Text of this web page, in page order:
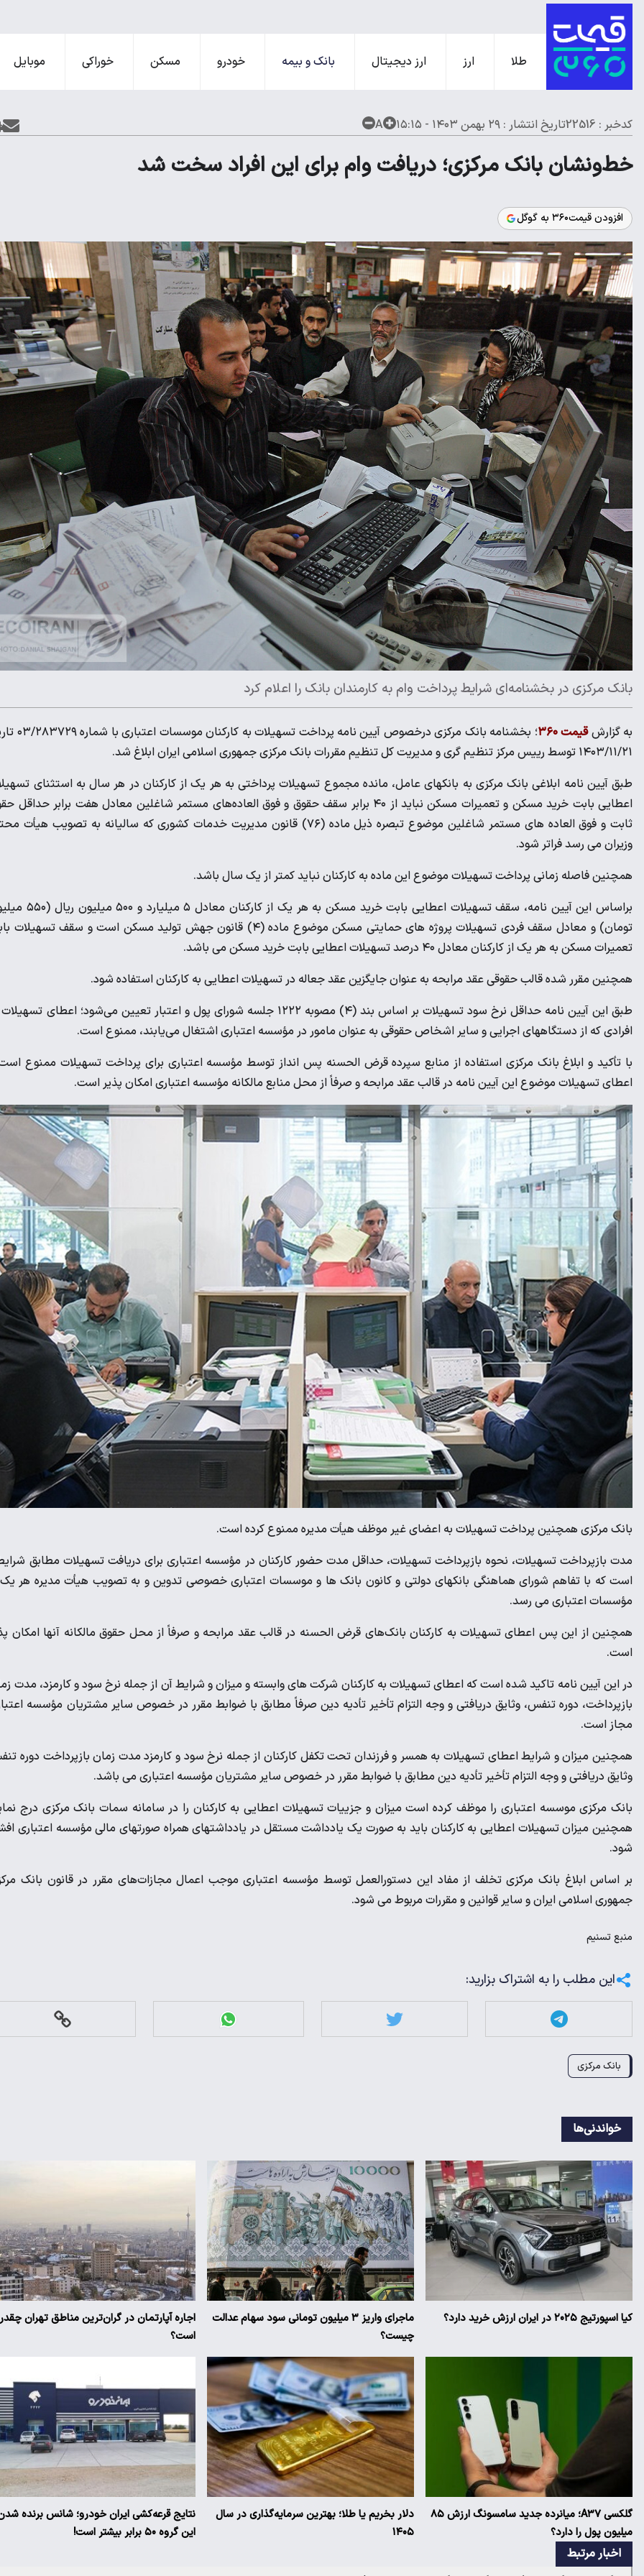
طلا ارز ارز دیجیتال بانک و بیمه خودرو مسکن خوراکی موبایل
کدخبر : 22516 تاریخ انتشار : ۲۹ بهمن ۱۴۰۳ - ۱۵:۱۵ A
خط‌ونشان بانک مرکزی؛ دریافت وام برای این افراد سخت شد
افزودن قیمت۳۶۰ به گوگل
بانک مرکزی در بخشنامه‌ای شرایط پرداخت وام به کارمندان بانک را اعلام کرد
به گزارشقیمت ۳۶۰
؛ بخشنامه بانک مرکزی درخصوص آیین نامه پرداخت
۱۴۰۳/۱۱/۲۱ توسط رییس مرکز تنظیم گری و مدیریت کل تنظیم مقررات بانک مرکزی جمهوری اسلامی ایران ابلاغ شد.
طبق آیین نامه ابلاغی بانک مرکزی به بانکهای عامل، مانده مجموع تسهیلات پرداختی به هر یک از کارکنان در هر سال به استثنای
اعطایی بابت خرید مسکن و تعمیرات مسکن نباید از ۴۰ برابر سقف حقوق و فوق العاده‌های مستمر شاغلین معادل هفت برابر حداقل
ثابت و فوق العاده های مستمر شاغلین موضوع تبصره ذیل ماده (۷۶) قانون مدیریت خدمات کشوری که سالیانه به تصویب هیأت
وزیران می رسد فراتر شود.
همچنین فاصله زمانی پرداخت تسهیلات موضوع این ماده به کارکنان نباید کمتر از یک سال باشد.
براساس این آیین نامه، سقف تسهیلات اعطایی بابت خرید مسکن به هر یک از کارکنان
تومان) و معادل سقف فردی تسهیلات پروژه های حمایتی مسکن موضوع ماده (٤) قانون جهش تولید مسکن است و سقف
تعمیرات مسکن به هر یک از کارکنان معادل ۴۰ درصد تسهیلات اعطایی بابت خرید مسکن می باشد.
همچنین مقرر شده قالب حقوقی عقد مرابحه به عنوان جایگزین عقد جعاله در تسهیلات اعطایی به کارکنان استفاده شود.
طبق این آیین نامه حداقل نرخ سود تسهیلات بر اساس بند (٤) مصوبه ۱۲۲۲ جلسه شورای پول و اعتبار تعیین می‌شود؛ اعطای
افرادی که از دستگاههای اجرایی و سایر اشخاص حقوقی به عنوان مامور در مؤسسه اعتباری اشتغال می‌یابند، ممنوع است.
با تأکید و ابلاغ بانک مرکزی استفاده از منابع سپرده قرض الحسنه پس انداز توسط مؤسسه اعتباری برای پرداخت تسهیلات ممنوع
اعطای تسهیلات موضوع این آیین نامه در قالب عقد مرابحه و صرفاً از محل منابع مالکانه مؤسسه اعتباری امکان پذیر است.
بانک مرکزی همچنین پرداخت تسهیلات به اعضای غیر موظف هیأت مدیره ممنوع کرده است.
مدت بازپرداخت تسهیلات، نحوه بازپرداخت تسهیلات، حداقل مدت حضور کارکنان در مؤسسه اعتباری برای دریافت تسهیلات مطابق
است که با تفاهم شورای هماهنگی بانکهای دولتی و کانون بانک ها و موسسات اعتباری خصوصی تدوین و به تصویب هیأت مدیره هر یک
مؤسسات اعتباری می رسد.
همچنین از این پس اعطای تسهیلات به کارکنان بانک‌های قرض الحسنه در قالب عقد مرابحه و صرفاً از محل حقوق مالکانه آنها امکان
است.
در این آیین نامه تاکید شده است که اعطای تسهیلات به کارکنان شرکت های وابسته و میزان و شرایط آن از جمله نرخ سود و کارمزد، مدت
بازپرداخت، دوره تنفس، وثایق دریافتی و وجه التزام تأخیر تأدیه دین صرفاً مطابق با ضوابط مقرر در خصوص سایر مشتریان مؤسسه
مجاز است.
همچنین میزان و شرایط اعطای تسهیلات به همسر و فرزندان تحت تکفل کارکنان از جمله نرخ سود و کارمزد مدت زمان بازپرداخت دوره
وثایق دریافتی و وجه التزام تأخیر تأدیه دین مطابق با ضوابط مقرر در خصوص سایر مشتریان مؤسسه اعتباری می باشد.
بانک مرکزی موسسه اعتباری را موظف کرده است میزان و جزییات تسهیلات اعطایی به کارکنان را در سامانه سمات بانک مرکزی درج
همچنین میزان تسهیلات اعطایی به کارکنان باید به صورت یک یادداشت مستقل در یادداشتهای همراه صورتهای مالی مؤسسه اعتباری
شود.
بر اساس ابلاغ بانک مرکزی تخلف از مفاد این دستورالعمل توسط مؤسسه اعتباری موجب اعمال مجازات‌های مقرر در قانون بانک
جمهوری اسلامی ایران و سایر قوانین و مقررات مربوط می شود.
منبعتسنیم
این مطلب را به اشتراک بزارید:
بانک مرکزی
خواندنی‌ها
کیا اسپورتیج ۲۰۲۵ در ایران ارزش خرید دارد؟
ماجرای واریز ۳ میلیون تومانی سود سهام عدالت
چیست؟
اجاره آپارتمان در گران‌ترین مناطق تهران چقدر
است؟
گلکسی A۳۷؛ میانرده جدید سامسونگ ارزش ۸۵
میلیون پول را دارد؟
دلار بخریم یا طلا؛ بهترین سرمایه‌گذاری در سال
۱۴۰۵
نتایج قرعه‌کشی ایران خودرو؛ شانس برنده
این گروه ۵۰ برابر بیشتر است!
اخبار مرتبط